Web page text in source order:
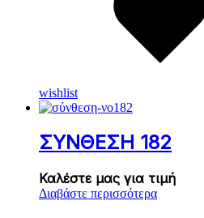
wishlist
ΣΥΝΘΕΣΗ 182
Καλέστε μας για τιμή
Διαβάστε περισσότερα